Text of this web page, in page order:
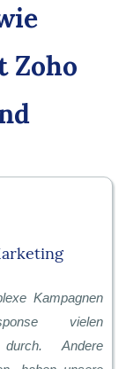
Zoho
Kampagnen
vielen
durch. Andere